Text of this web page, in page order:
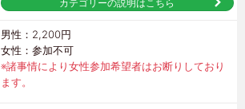
カテゴリーの説明はこちら
男性：2,200円
女性：参加不可
※諸事情により女性参加希望者はお断りしており
ます。